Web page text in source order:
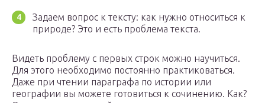
Задаем вопрос к тексту: как нужно относиться к
природе? Это и есть проблема текста.
Видеть проблему с первых строк можно научиться.
Для этого необходимо постоянно практиковаться.
Даже при чтении параграфа по истории или
географии вы можете готовиться к сочинению. Как?